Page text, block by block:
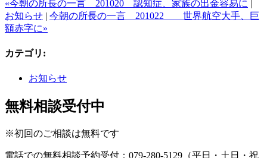
«今朝の所長の一言 201020 認知症、家族の出金容易に |
お知らせ | 今朝の所長の一言 201022 世界航空大手、巨
額赤字に»
カテゴリ :
お知らせ
無料相談受付中
※初回のご相談は無料です
電話での無料相談予約受付： 079-280-5129 （平日・土日・祝